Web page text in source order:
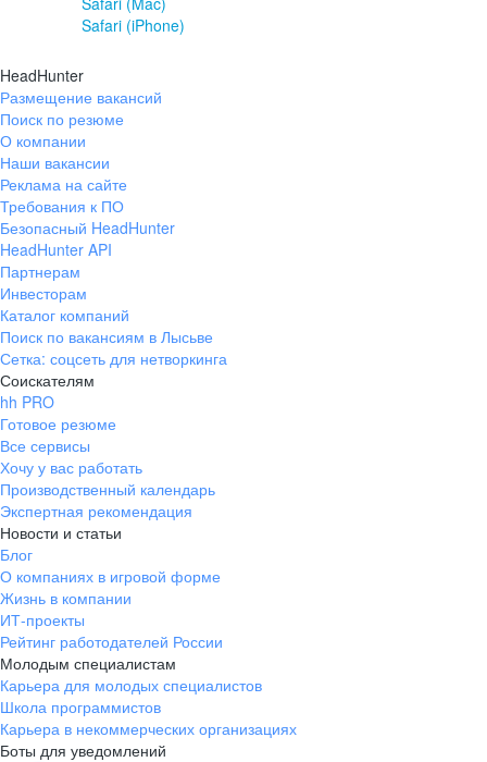
Safari (iPhone)
HeadHunter
Размещение вакансий
Поиск по резюме
О компании
Наши вакансии
Реклама на сайте
Требования к ПО
Безопасный HeadHunter
HeadHunter API
Партнерам
Инвесторам
Каталог компаний
Поиск по вакансиям в Лысьве
Сетка: соцсеть для нетворкинга
Соискателям
hh PRO
Готовое резюме
Все сервисы
Хочу у вас работать
Производственный календарь
Экспертная рекомендация
Новости и статьи
Блог
О компаниях в игровой форме
Жизнь в компании
ИТ-проекты
Рейтинг работодателей России
Молодым специалистам
Карьера для молодых специалистов
Школа программистов
Карьера в некоммерческих организациях
Боты для уведомлений